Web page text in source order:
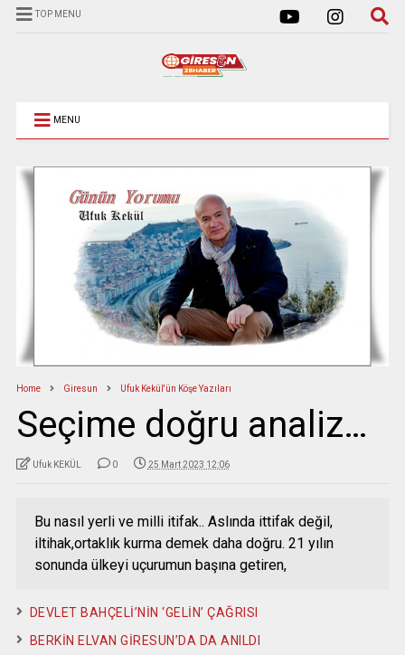
TOP MENU
MENU
Home Giresun Ufuk Kekül'ün Köşe Yazıları
Seçime doğru analiz…
Ufuk KEKÜL 0 25 Mart 2023 12:06
Bu nasıl yerli ve milli itifak.. Aslında ittifak değil,
iltihak,ortaklık kurma demek daha doğru. 21 yılın
sonunda ülkeyi uçurumun başına getiren,
DEVLET BAHÇELİ’NİN ‘GELİN’ ÇAĞRISI
BERKİN ELVAN GİRESUN’DA DA ANILDI